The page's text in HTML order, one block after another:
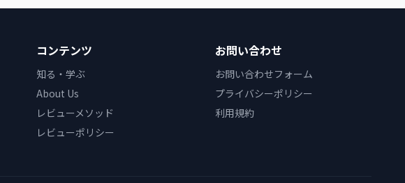
コンテンツ
知る・学ぶ
About Us
レビューメソッド
レビューポリシー
お問い合わせ
お問い合わせフォーム
プライバシーポリシー
利用規約